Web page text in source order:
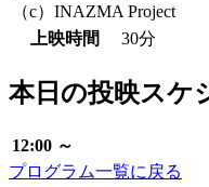
（c）INAZMA Project
上映時間
30分
本日の投映スケ
12:00 ～
プログラム一覧に戻る